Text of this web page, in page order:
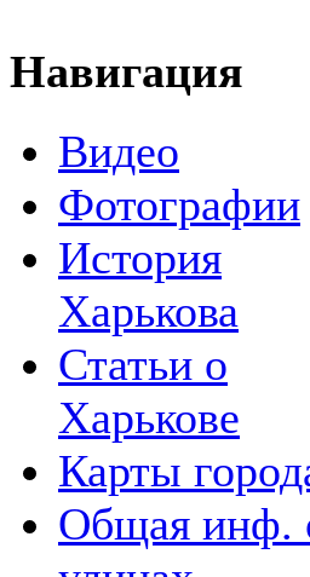
Навигация
Видео
Фотографии
История
Харькова
Статьи о
Харькове
Карты
Общая инф.